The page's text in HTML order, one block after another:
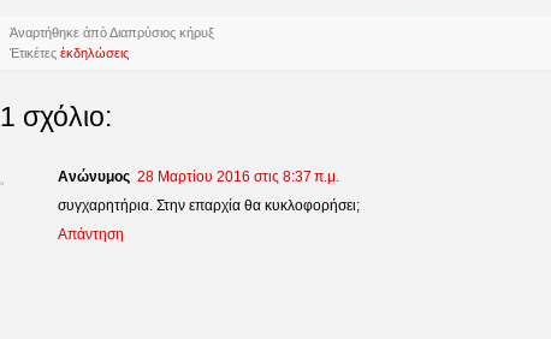
Ἀναρτήθηκε ἀπὸΔιαπρύσιος κήρυξ
Ἐτικέτες ἐκδηλώσεις
1 σχόλιο:
Ανώνυμος 28 Μαρτίου 2016 στις 8:37 π.μ.
συγχαρητήρια. Στην επαρχία θα κυκλοφορήσει;
Απάντηση